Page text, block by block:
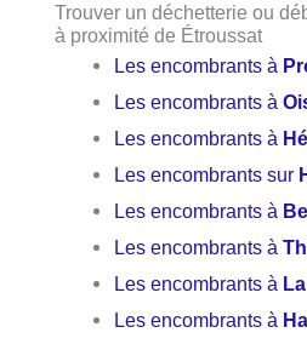
Trouver un déchetterie ou
à proximité de Étroussat
Les encombrants à
Les encombrants à
Les encombrants à
Les encombrants sur
Les encombrants à
Les encombrants à
Les encombrants à
Les encombrants à